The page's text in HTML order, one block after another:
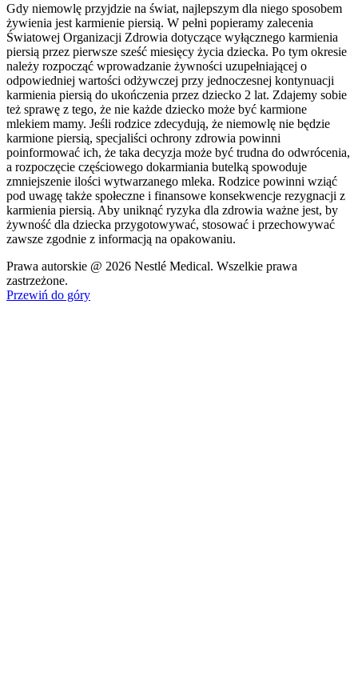
Gdy niemowlę przyjdzie na świat, najlepszym dla niego sposobem
żywienia jest karmienie piersią. W pełni popieramy zalecenia
Światowej Organizacji Zdrowia dotyczące wyłącznego karmienia
piersią przez pierwsze sześć miesięcy życia dziecka. Po tym okresie
należy rozpocząć wprowadzanie żywności uzupełniającej o
odpowiedniej wartości odżywczej przy jednoczesnej kontynuacji
karmienia piersią do ukończenia przez dziecko 2 lat. Zdajemy sobie
też sprawę z tego, że nie każde dziecko może być karmione
mlekiem mamy. Jeśli rodzice zdecydują, że niemowlę nie będzie
karmione piersią, specjaliści ochrony zdrowia powinni
poinformować ich, że taka decyzja może być trudna do odwrócenia,
a rozpoczęcie częściowego dokarmiania butelką spowoduje
zmniejszenie ilości wytwarzanego mleka. Rodzice powinni wziąć
pod uwagę także społeczne i finansowe konsekwencje rezygnacji z
karmienia piersią. Aby uniknąć ryzyka dla zdrowia ważne jest, by
żywność dla dziecka przygotowywać, stosować i przechowywać
zawsze zgodnie z informacją na opakowaniu.
Prawa autorskie @ 2026 Nestlé Medical. Wszelkie prawa
zastrzeżone.
Przewiń do góry